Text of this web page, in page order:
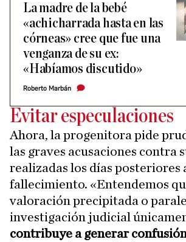
La madre de la bebé
«achicharrada hasta en las
córneas» cree que fue una
venganza de su ex:
«Habíamos discutido»
Roberto Marbán
Evitar especulaciones
Ahora, la progenitora pide
las graves acusaciones contra
realizadas los días posteriores
fallecimiento. «Entendemos
valoración precipitada o
investigación judicial
contribuye a generar